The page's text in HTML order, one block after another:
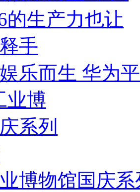
乐而生 华为
博物馆国庆